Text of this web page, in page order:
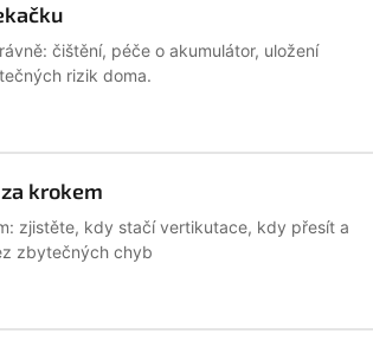
čištění, péče o akumulátor, uložení
rizik doma.
krokem
zjistěte, kdy stačí vertikutace, kdy přesít a
zbytečných chyb